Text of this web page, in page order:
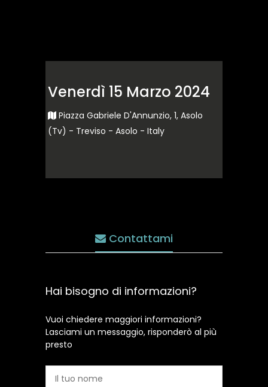
Venerdì 15 Marzo 2024
Piazza Gabriele D'Annunzio, 1, Asolo
(Tv) - Treviso - Asolo - Italy
Contattami
Hai bisogno di informazioni?
Vuoi chiedere maggiori informazioni?
Lasciami un messaggio, risponderò al più
presto